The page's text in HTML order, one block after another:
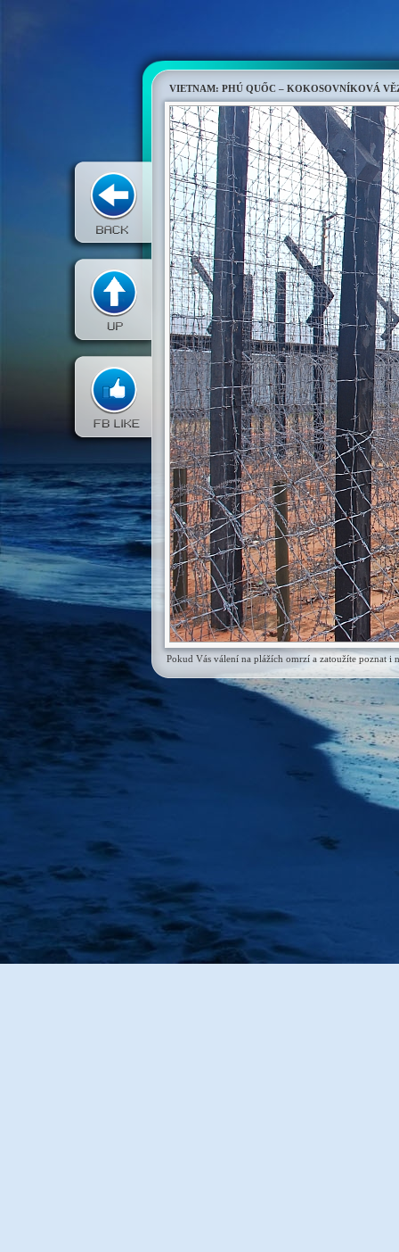
VIETNAM: PHÚ QUỐC – KOKOSOVNÍKOVÁ
Pokud Vás válení na plážích omrzí a zatoužíte poznat i